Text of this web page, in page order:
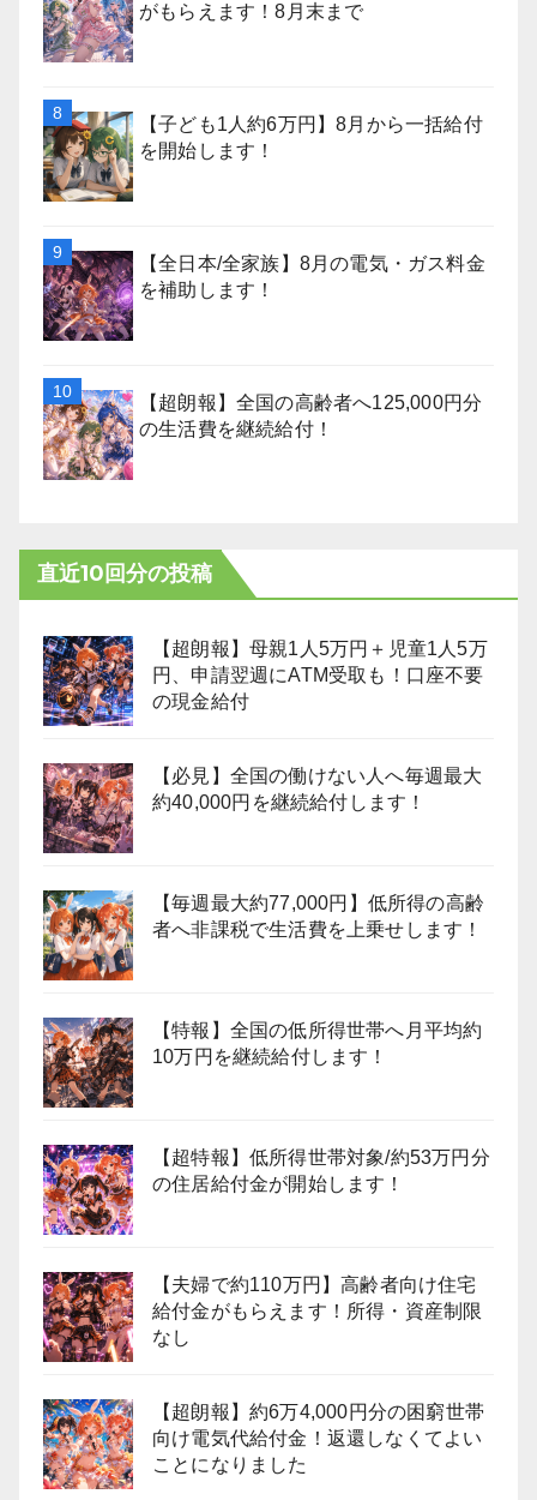
がもらえます！8月末まで
【子ども1人約6万円】8月から一括給付
を開始します！
【全日本/全家族】8月の電気・ガス料金
を補助します！
【超朗報】全国の高齢者へ125,000円分
の生活費を継続給付！
直近10回分の投稿
【超朗報】母親1人5万円＋児童1人5万
円、申請翌週にATM受取も！口座不要
の現金給付
【必見】全国の働けない人へ毎週最大
約40,000円を継続給付します！
【毎週最大約77,000円】低所得の高齢
者へ非課税で生活費を上乗せします！
【特報】全国の低所得世帯へ月平均約
10万円を継続給付します！
【超特報】低所得世帯対象/約53万円分
の住居給付金が開始します！
【夫婦で約110万円】高齢者向け住宅
給付金がもらえます！所得・資産制限
なし
【超朗報】約6万4,000円分の困窮世帯
向け電気代給付金！返還しなくてよい
ことになりました